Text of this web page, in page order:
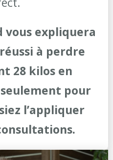
vous expliquera
à perdre
28 kilos en
pour
l’appliquer